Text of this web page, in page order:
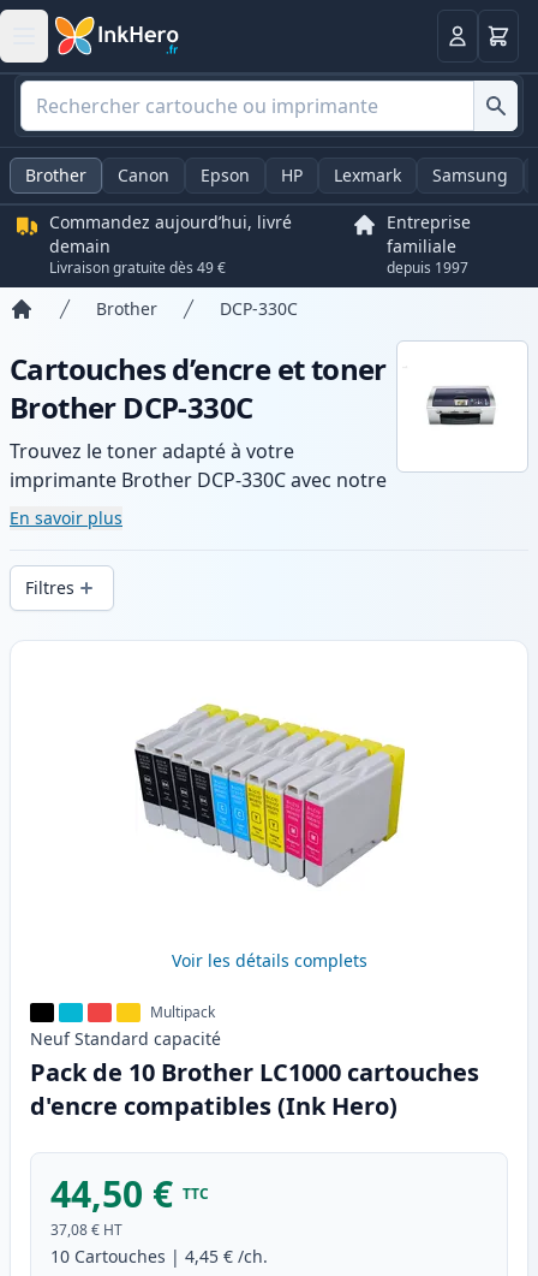
Panier
Brother Canon Epson HP Lexmark Samsung
Commandez aujourd’hui, livré
demain
Livraison gratuite dès 49 €
Entreprise
familiale
depuis 1997
Brother DCP-330C
Cartouches d’encre et toner
Brother DCP-330C
Trouvez le toner adapté à votre
imprimante Brother DCP-330C avec notre
gamme de cartouches compatibles et
haute capacité. Profitez d’une qualité
d’impression constante et d’une livraison
rapide depuis un stock local en .
En savoir plus
Filtres
Produits
Voir les détails complets
Multipack
Neuf Standard capacité
Pack de 10 Brother LC1000 cartouches
d'encre compatibles (Ink Hero)
44,50 € TTC
37,08 € HT
10 Cartouches | 4,45 € /ch.